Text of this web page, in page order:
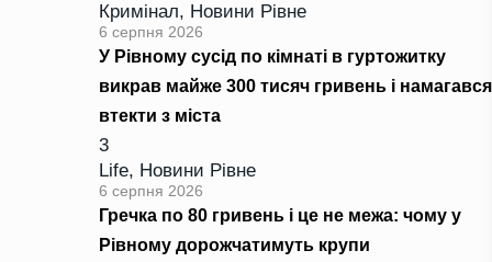
Кримінал, Новини Рівне
6 серпня 2026
У Рівному сусід по кімнаті в гуртожитку
викрав майже 300 тисяч гривень і намагався
втекти з міста
3
Life, Новини Рівне
6 серпня 2026
Гречка по 80 гривень і це не межа: чому у
Рівному дорожчатимуть крупи